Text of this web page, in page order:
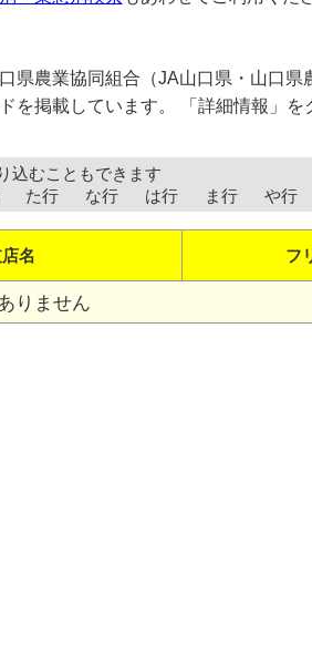
県農業協同組合（JA山口県・山口県
を掲載しています。 「詳細情報」
込むこともできます
た行 な行 は行 ま行 や行
名 フ
りません